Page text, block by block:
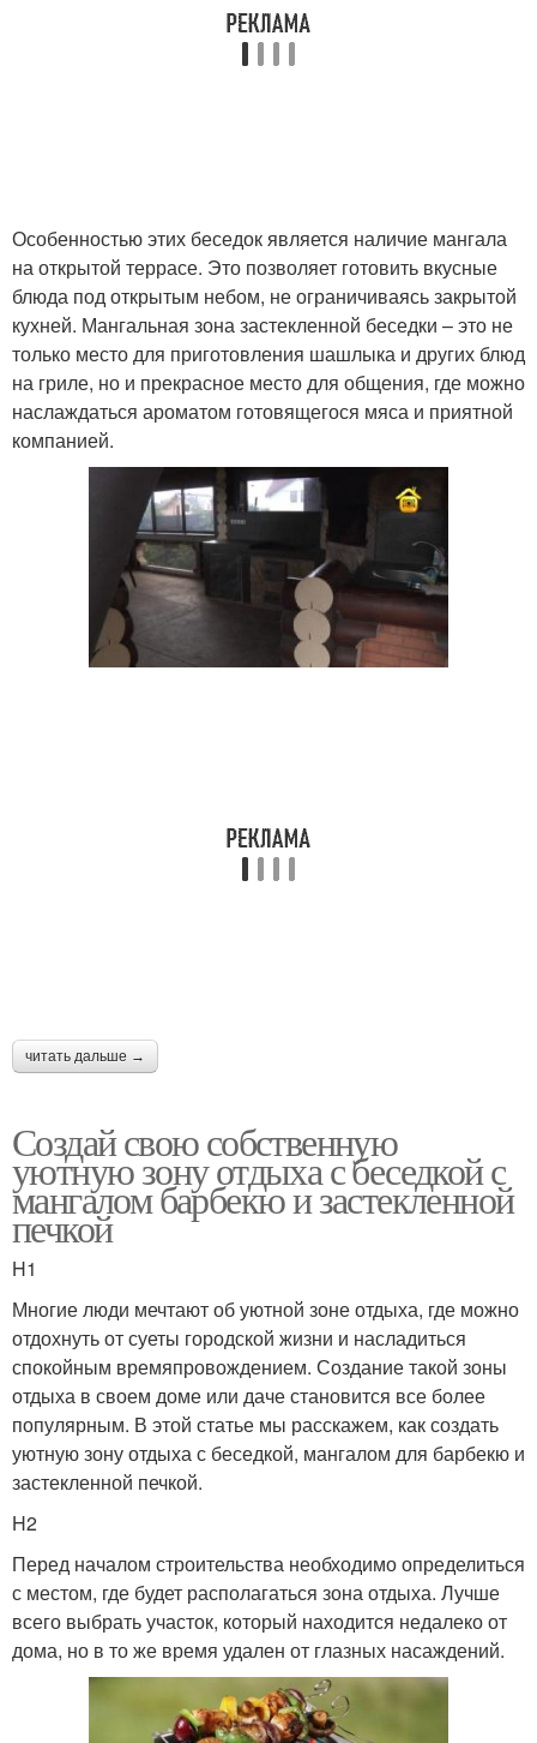
Особенностью этих беседок является наличие мангала
на открытой террасе. Это позволяет готовить вкусные
блюда под открытым небом, не ограничиваясь закрытой
кухней. Мангальная зона застекленной беседки – это не
только место для приготовления шашлыка и других блюд
на гриле, но и прекрасное место для общения, где можно
наслаждаться ароматом готовящегося мяса и приятной
компанией.
читать дальше →
Создай свою собственную
уютную зону отдыха с беседкой с
мангалом барбекю и застекленной
печкой
H1
Многие люди мечтают об уютной зоне отдыха, где можно
отдохнуть от суеты городской жизни и насладиться
спокойным времяпровождением. Создание такой зоны
отдыха в своем доме или даче становится все более
популярным. В этой статье мы расскажем, как создать
уютную зону отдыха с беседкой, мангалом для барбекю и
застекленной печкой.
H2
Перед началом строительства необходимо определиться
с местом, где будет располагаться зона отдыха. Лучше
всего выбрать участок, который находится недалеко от
дома, но в то же время удален от глазных насаждений.